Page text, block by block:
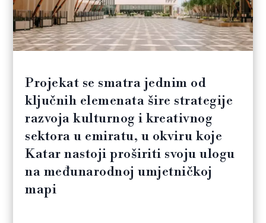
Projekat se smatra jednim od
ključnih elemenata šire strategije
razvoja kulturnog i kreativnog
sektora u emiratu, u okviru koje
Katar nastoji proširiti svoju ulogu
na međunarodnoj umjetničkoj
mapi